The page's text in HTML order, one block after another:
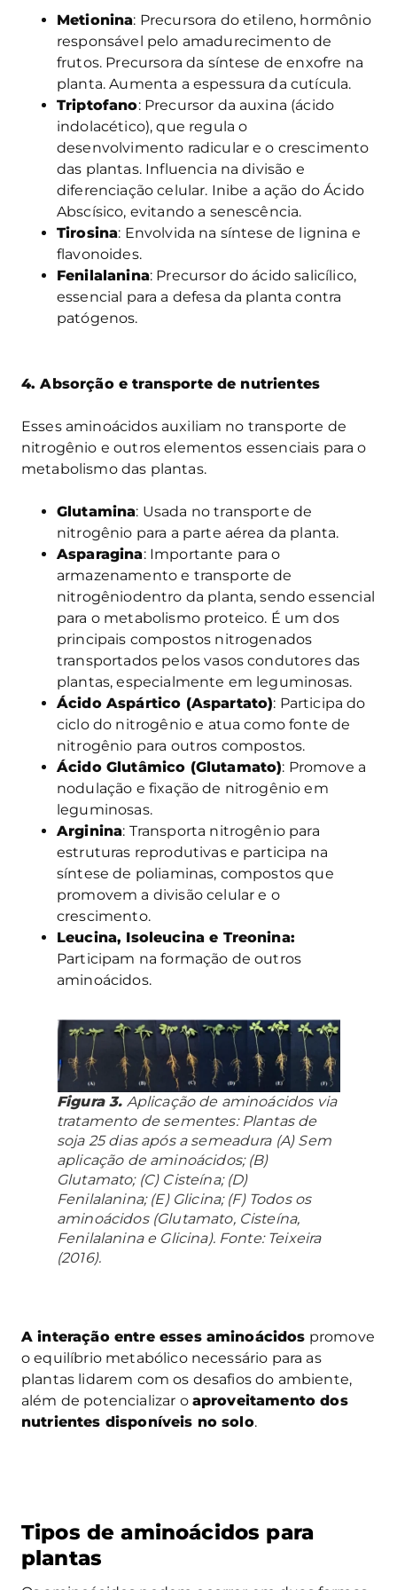
Metionina: Precursora do etileno, hormônio
responsável pelo amadurecimento de
frutos. Precursora da síntese de enxofre na
planta. Aumenta a espessura da cutícula.
Triptofano: Precursor da auxina (ácido
indolacético), que regula o
desenvolvimento radicular e o crescimento
das plantas. Influencia na divisão e
diferenciação celular. Inibe a ação do Ácido
Abscísico, evitando a senescência.
Tirosina: Envolvida na síntese de lignina e
flavonoides.
Fenilalanina: Precursor do ácido salicílico,
essencial para a defesa da planta contra
patógenos.
4. Absorção e transporte de nutrientes
Esses aminoácidos auxiliam no transporte de
nitrogênio e outros elementos essenciais para o
metabolismo das plantas.
Glutamina: Usada no transporte de
nitrogênio para a parte aérea da planta.
Asparagina: Importante para o
armazenamento e transporte de
nitrogêniodentro da planta, sendo essencial
para o metabolismo proteico. É um dos
principais compostos nitrogenados
transportados pelos vasos condutores das
plantas, especialmente em leguminosas.
Ácido Aspártico (Aspartato): Participa do
ciclo do nitrogênio e atua como fonte de
nitrogênio para outros compostos.
Ácido Glutâmico (Glutamato): Promove a
nodulação e fixação de nitrogênio em
leguminosas.
Arginina: Transporta nitrogênio para
estruturas reprodutivas e participa na
síntese de poliaminas, compostos que
promovem a divisão celular e o
crescimento.
Leucina, Isoleucina e Treonina:
Participam na formação de outros
aminoácidos.
Figura 3. Aplicação de aminoácidos via
tratamento de sementes: Plantas de
soja 25 dias após a semeadura (A) Sem
aplicação de aminoácidos; (B)
Glutamato; (C) Cisteína; (D)
Fenilalanina; (E) Glicina; (F) Todos os
aminoácidos (Glutamato, Cisteína,
Fenilalanina e Glicina). Fonte: Teixeira
(2016).
A interação entre esses aminoácidos promove
o equilíbrio metabólico necessário para as
plantas lidarem com os desafios do ambiente,
além de potencializar o aproveitamento dos
nutrientes disponíveis no solo.
Tipos de aminoácidos para
plantas